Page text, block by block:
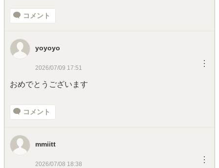
コメント
yoyoyo
2026/07/09 17:51 ︙
おめでとうございます
コメント
mmiitt
2026/07/08 18:38 ︙